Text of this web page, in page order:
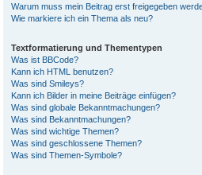
Warum muss mein Beitrag erst freigegeben
Wie markiere ich ein Thema als neu?
Textformatierung und Thementypen
Was ist BBCode?
Kann ich HTML benutzen?
Was sind Smileys?
Kann ich Bilder in meine Beiträge einfügen?
Was sind globale Bekanntmachungen?
Was sind Bekanntmachungen?
Was sind wichtige Themen?
Was sind geschlossene Themen?
Was sind Themen-Symbole?